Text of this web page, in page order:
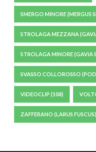
SMERGO MINORE (MERGUS
STROLAGA MEZZANA
STROLAGA MINORE (GAVIA
SVASSO COLLOROSSO
VIDEOCLIP (108)
ZAFFERANO (LARUS FUSCUS)